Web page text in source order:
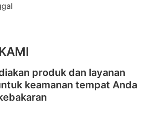
produk dan layanan
keamanan tempat Anda